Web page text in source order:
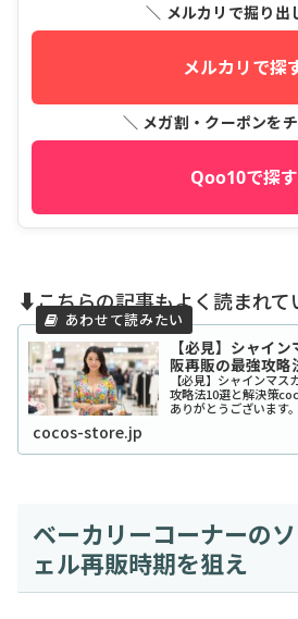
＼ メルカリで掘り出
メルカリで探
＼ メガ割・クーポンを
Qoo10で探す
⬇️こちらの記事もよく読まれて
【必見】シャイ
阪再販の最強攻
【必見】シャインマ
攻略法10選と解決策
ありがとうございます
ンマスカットボンボ
が本当に多いですよ
cocos-store.jp
ベーカリーコーナーの
ェル再販時期を狙え